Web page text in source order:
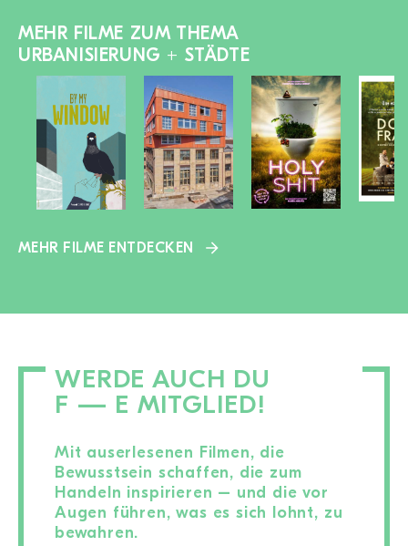
MEHR FILME ZUM THEMA
URBANISIERUNG + STÄDTE
MEHR FILME ENTDECKEN
WERDE AUCH DU
F — E MITGLIED!
Mit auserlesenen Filmen, die
Bewusstsein schaffen, die zum
Handeln inspirieren – und die vor
Augen führen, was es sich lohnt, zu
bewahren.